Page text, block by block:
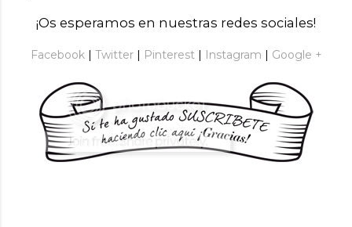
¡Os esperamos en nuestras redes sociales!
Facebook| Twitter| Pinterest| Instagram | Google +